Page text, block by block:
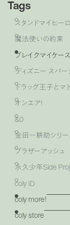
Tags
スタンドマイヒー
魔法使いの約束
ブレイクマイケース
ディズニー スパー
ドラッグ王子とマ
オンエア！
&0
金田一耕助シリ
ブラザーアッシュ
永久少年Side
coly ID
coly more！
coly store